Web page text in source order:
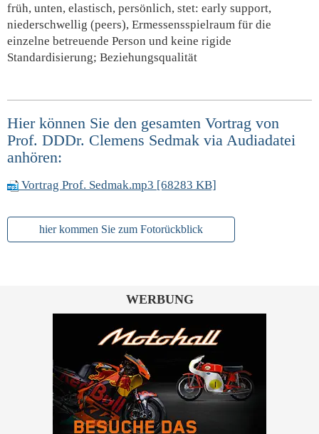
früh, unten, elastisch, persönlich, stet: early support,
niederschwellig (peers), Ermessensspielraum für die
einzelne betreuende Person und keine rigide
Standardisierung; Beziehungsqualität
Hier können Sie den gesamten Vortrag von
Prof. DDDr. Clemens Sedmak via Audiadatei
anhören:
Vortrag Prof. Sedmak.mp3 [68283 KB]
hier kommen Sie zum Fotorückblick
WERBUNG